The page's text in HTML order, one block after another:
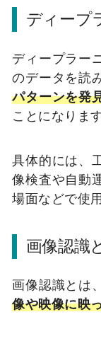
ディープ
ディープラー
のデータを読
パターンを発
ことになります
具体的には、
像検査や自動
場面などで使
画像認識
画像認識とは
像や映像に映